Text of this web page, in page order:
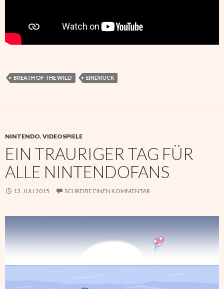
BREATH OF THE WILD EINDRUCK
NINTENDO, VIDEOSPIELE
EIN TRAURIGER TAG FÜR
ALLE NINTENDOFANS
13. JULI 2015 SCHREIBE EINEN KOMMENTAR